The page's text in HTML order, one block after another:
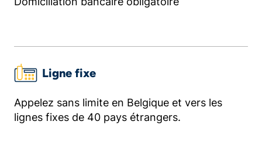
Ligne fixe
Appelez sans limite en Belgique et vers les
lignes fixes de 40 pays étrangers.